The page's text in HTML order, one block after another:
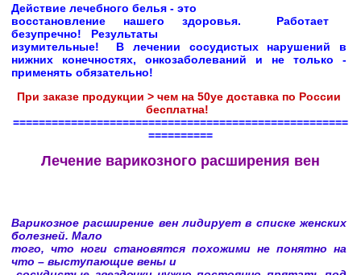
Действие лечебного белья - это
восстановление нашего здоровья.  Работает
безупречно!   Результаты
изумительные!  В лечении сосудистых нарушений в
нижних конечностях, онкозаболеваний и не только -
применять обязательно!
При заказе продукции > чем на 50уе доставка по России
бесплатна!
====================================================
==========
Лечение варикозного расширения вен
Варикозное расширение вен лидирует в списке женских
болезней. Мало
того, что ноги становятся похожими не понятно на
что – выступающие вены и